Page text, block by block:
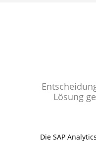
Lösung
Die SAP